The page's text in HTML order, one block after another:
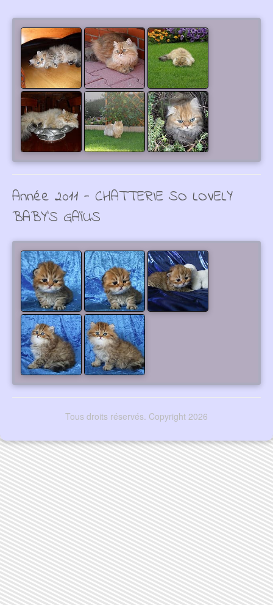
Année 2011 - CHATTERIE SO LOVELY
BABY'S GAÏUS
Tous droits réservés. Copyright 2026